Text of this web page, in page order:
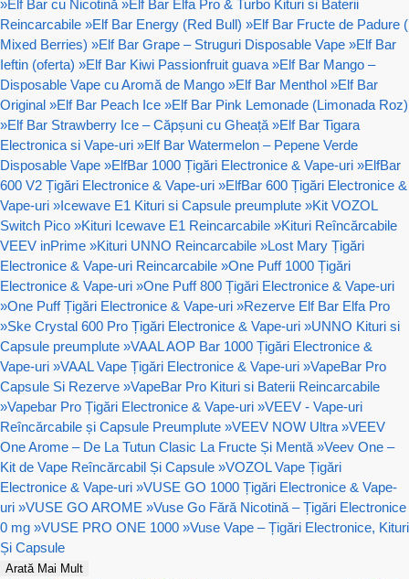
»Elf Bar cu Nicotină »Elf Bar Elfa Pro & Turbo Kituri si Baterii
Reincarcabile »Elf Bar Energy (Red Bull) »Elf Bar Fructe de Padure (
Mixed Berries) »Elf Bar Grape – Struguri Disposable Vape »Elf Bar
Ieftin (oferta) »Elf Bar Kiwi Passionfruit guava »Elf Bar Mango –
Disposable Vape cu Aromă de Mango »Elf Bar Menthol »Elf Bar
Original »Elf Bar Peach Ice »Elf Bar Pink Lemonade (Limonada Roz)
»Elf Bar Strawberry Ice – Căpșuni cu Gheață »Elf Bar Tigara
Electronica si Vape-uri »Elf Bar Watermelon – Pepene Verde
Disposable Vape »ElfBar 1000 Țigări Electronice & Vape-uri »ElfBar
600 V2 Țigări Electronice & Vape-uri »ElfBar 600 Țigări Electronice &
Vape-uri »Icewave E1 Kituri si Capsule preumplute »Kit VOZOL
Switch Pico »Kituri Icewave E1 Reincarcabile »Kituri Reîncărcabile
VEEV inPrime »Kituri UNNO Reincarcabile »Lost Mary Țigări
Electronice & Vape-uri Reincarcabile »One Puff 1000 Țigări
Electronice & Vape-uri »One Puff 800 Țigări Electronice & Vape-uri
»One Puff Țigări Electronice & Vape-uri »Rezerve Elf Bar Elfa Pro
»Ske Crystal 600 Pro Țigări Electronice & Vape-uri »UNNO Kituri si
Capsule preumplute »VAAL AOP Bar 1000 Țigări Electronice &
Vape-uri »VAAL Vape Țigări Electronice & Vape-uri »VapeBar Pro
Capsule Si Rezerve »VapeBar Pro Kituri si Baterii Reincarcabile
»Vapebar Pro Țigări Electronice & Vape-uri »VEEV - Vape-uri
Reîncărcabile și Capsule Preumplute »VEEV NOW Ultra »VEEV
One Arome – De La Tutun Clasic La Fructe Și Mentă »Veev One –
Kit de Vape Reîncărcabil Și Capsule »VOZOL Vape Țigări
Electronice & Vape-uri »VUSE GO 1000 Țigări Electronice & Vape-
uri »VUSE GO AROME »Vuse Go Fără Nicotină – Țigări Electronice
0 mg »VUSE PRO ONE 1000 »Vuse Vape – Țigări Electronice, Kituri
Și Capsule
Arată Mai Mult